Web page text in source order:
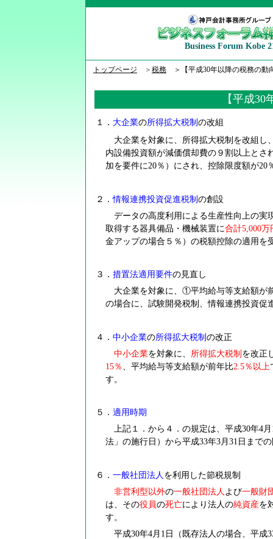
Business Forum Kobe
トップページ ＞ 税務 ＞【平成30年以降の税務の動
【平成
１． 大企業の所得拡大税制の改組
大企業を対象に、所得拡大税制を改組
内設備投資額が減価償却費の９割以上とさ
加を要件に20％）にされ、控除限度額が20
２．情報連携投資促進税制の創設
データの高度利用による生産性向上の実
取得する器具備品・機械装置に合計5,000万
金アップの場合５％）の税額控除の適用を
３． 措置法適用要件の見直し
大企業を対象に、①平均給与等支給額が
の場合に、試験開発税制、情報連携投資促
４． 中小企業の所得拡大税制の改正
中小企業を対象に、 所得拡大税制 を改正
15％ 、平均給与等支給額が前年比2.5％以上
す。
５． 適用時期
上記１．から４．の規定は、平成30年4
法」の施行日）から平成33年3月31日まで
６． 一般社団法人 を利用した節税規制
非営利型以外の一般社団法人 よび一般財
は、その役員の死亡により法人の純資産を
す。
平成30年4月1日（既存法人の場合、平成